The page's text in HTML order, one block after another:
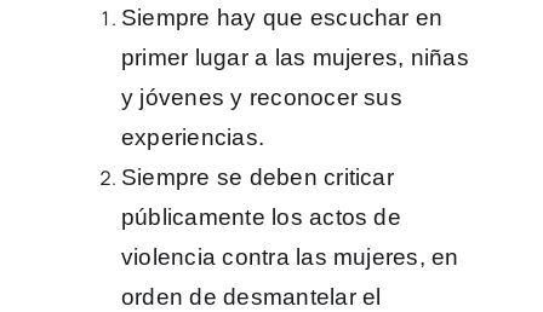
Siempre hay que escuchar en
primer lugar a las mujeres, niñas
y jóvenes y reconocer sus
experiencias.
Siempre se deben criticar
públicamente los actos de
violencia contra las mujeres, en
orden de desmantelar el